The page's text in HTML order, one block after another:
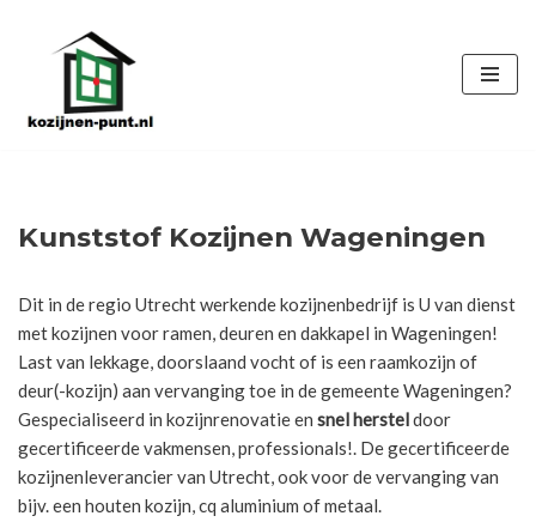
de
Kunststof Kozijnen Wageningen
Dit in de regio Utrecht werkende kozijnenbedrijf is U van dienst
met kozijnen voor ramen, deuren en dakkapel in Wageningen!
Last van lekkage, doorslaand vocht of is een raamkozijn of
deur(-kozijn) aan vervanging toe in de gemeente Wageningen?
Gespecialiseerd in kozijnrenovatie en snel hersteldoor
gecertificeerde vakmensen, professionals!. De gecertificeerde
kozijnenleverancier van Utrecht, ook voor de vervanging van
bijv. een houten kozijn, cq aluminium of metaal.